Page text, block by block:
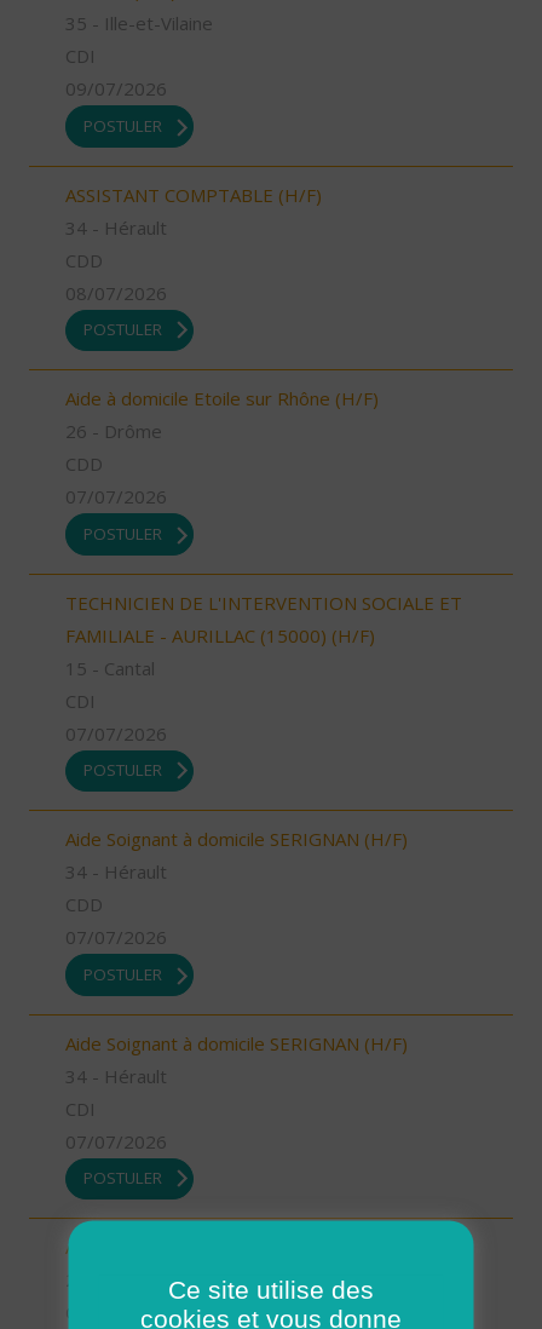
35 - Ille-et-Vilaine
CDI
09/07/2026
POSTULER
ASSISTANT COMPTABLE (H/F)
34 - Hérault
CDD
08/07/2026
POSTULER
Aide à domicile Etoile sur Rhône (H/F)
26 - Drôme
CDD
07/07/2026
POSTULER
TECHNICIEN DE L'INTERVENTION SOCIALE ET
FAMILIALE - AURILLAC (15000) (H/F)
15 - Cantal
CDI
07/07/2026
POSTULER
Aide Soignant à domicile SERIGNAN (H/F)
34 - Hérault
CDD
07/07/2026
POSTULER
Aide Soignant à domicile SERIGNAN (H/F)
34 - Hérault
CDI
07/07/2026
POSTULER
Auxiliaire de vie sociale Etoile sur Rhone (H/F)
Ce site utilise des
cookies et vous donne